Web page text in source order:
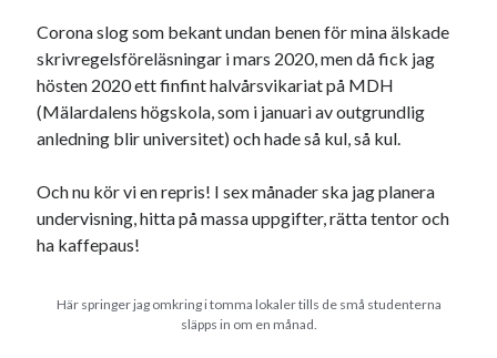
Corona slog som bekant undan benen för mina älskade
skrivregelsföreläsningar i mars 2020, men då fick jag
hösten 2020 ett finfint halvårsvikariat på MDH
(Mälardalens högskola, som i januari av outgrundlig
anledning blir universitet) och hade så kul, så kul.
Och nu kör vi en repris! I sex månader ska jag planera
undervisning, hitta på massa uppgifter, rätta tentor och
ha kaffepaus!
Här springer jag omkring i tomma lokaler tills de små studenterna
släpps in om en månad.